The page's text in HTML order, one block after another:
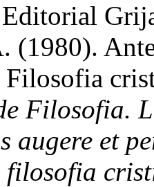
Editorial
(1980).
Filosofia
Filosofia.
augere et
filosofia